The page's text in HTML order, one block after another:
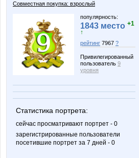
Совместная покупка: взрослый
популярность:
1843 место +1
↑
рейтинг 7967 ?
Привилегированный
пользователь 9
уровня
Статистика портрета:
сейчас просматривают портрет - 0
зарегистрированные пользователи
посетившие портрет за 7 дней - 0